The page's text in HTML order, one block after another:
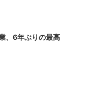
、6年ぶりの最高